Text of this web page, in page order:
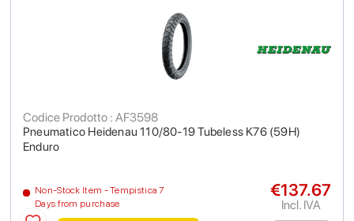
Pneumatico Heidenau 110/80-19 Tubeless K76 (59H)
Enduro
Codice Prodotto : AF3598
Non-Stock Item - Tempistica 7
Days from purchase
€137.67
Incl. IVA